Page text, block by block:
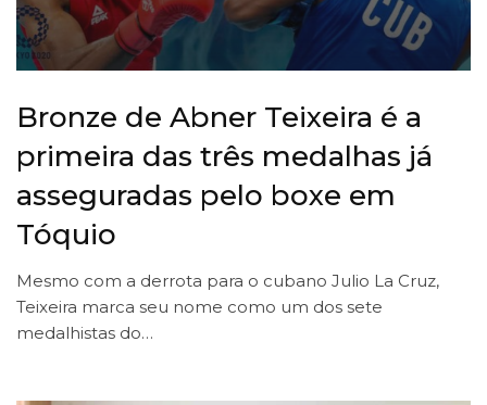
Bronze de Abner Teixeira é a
primeira das três medalhas já
asseguradas pelo boxe em
Tóquio
Mesmo com a derrota para o cubano Julio La Cruz,
Teixeira marca seu nome como um dos sete
medalhistas do…